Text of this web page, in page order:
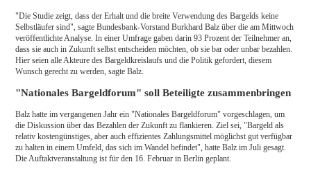
"Die Studie zeigt, dass der Erhalt und die breite Verwendung des Bargelds keine
Selbstläufer sind", sagte Bundesbank-Vorstand Burkhard Balz über die am Mittwoch
veröffentlichte Analyse. In einer Umfrage gaben darin 93 Prozent der Teilnehmer an,
dass sie auch in Zukunft selbst entscheiden möchten, ob sie bar oder unbar bezahlen.
Hier seien alle Akteure des Bargeldkreislaufs und die Politik gefordert, diesem
Wunsch gerecht zu werden, sagte Balz.
"Nationales Bargeldforum" soll Beteiligte zusammenbringen
Balz hatte im vergangenen Jahr ein "Nationales Bargeldforum" vorgeschlagen, um
die Diskussion über das Bezahlen der Zukunft zu flankieren. Ziel sei, "Bargeld als
relativ kostengünstiges, aber auch effizientes Zahlungsmittel möglichst gut verfügbar
zu halten in einem Umfeld, das sich im Wandel befindet", hatte Balz im Juli gesagt.
Die Auftaktveranstaltung ist für den 16. Februar in Berlin geplant.